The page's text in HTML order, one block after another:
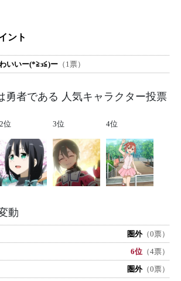
ント
いいー(*≧з≦)ー （1票）
勇者である 人気キャラクター投票
2位 3位 4位
動
圏外（0票）
6位 （4票）
圏外（0票）